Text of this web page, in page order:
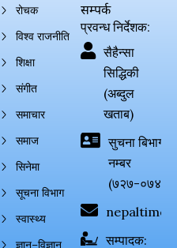
रोचक
विश्व राजनीति
शिक्षा
संगीत
समाचार
समाज
सिनेमा
सूचना विभाग
स्वास्थ्य
ज्ञान–विज्ञान
सम्पर्क
प्रवन्ध निर्देशक:
सैहैन्सा
सिद्धिकी
(अब्दुल
खताब)
सुचना बिभाग
नम्बर
(७२७-०७४-
सम्पादक: